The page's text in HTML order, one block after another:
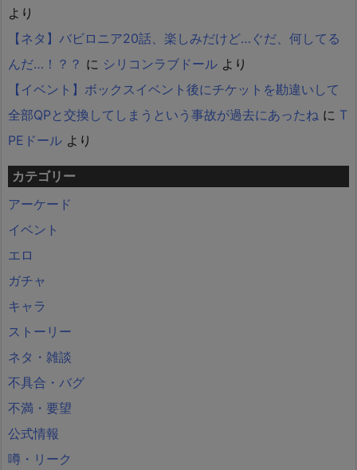
より
【ネタ】バビロニア20話、楽しみだけど…ぐだ、何してる
んだ…！？？ に シリコンラブドール より
【イベント】ボックスイベント後にチケットを勘違いして
全部QPと交換してしまうという事故が過去にあったね に T
PEドール より
カテゴリー
アーケード
イベント
エロ
ガチャ
キャラ
ストーリー
ネタ・雑談
不具合・バグ
不満・要望
公式情報
噂・リーク